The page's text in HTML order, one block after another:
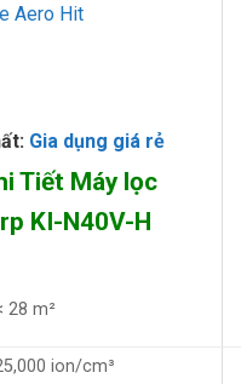
Aero Hit
Gia dụng giá rẻ
Tiết Máy lọc
KI-N40V-H
28 m²
ion/cm³